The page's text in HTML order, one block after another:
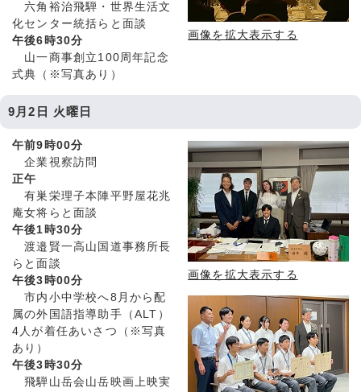
画像を拡大表示する
六角裕治飛騨・世界生活文
化センター統括らと面談
午後6時30分
山一商事創立100周年記念
式典（※写真あり）
9月2日 火曜日
画像を拡大表示する
午前9時00分
企業視察訪問
正午
有巣栄理子本陣平野屋花兆
庵女将らと面談
午後1時30分
渡邉賢一高山国道事務所長
らと面談
午後3時00分
市内小中学校へ8月から配
属の外国語指導助手（ALT）
4人が着任あいさつ（※写真
あり）
午後3時30分
飛騨山岳会山岳映画上映実